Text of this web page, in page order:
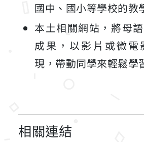
國中、國小等學校的教
本土相關網站，將母
成果，以影片或微電
現，帶動同學來輕鬆學
相關連結